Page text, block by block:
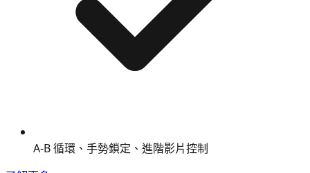
A-B 循環、手勢鎖定、進階影片控制